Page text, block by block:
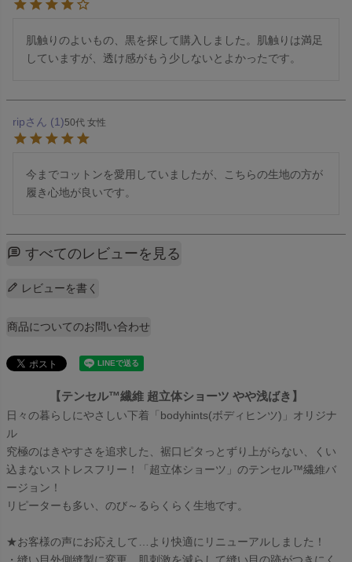
肌触りのよいもの、黒を探して購入しました。肌触りは満足
していますが、透け感がもう少しないとよかったです。
rip 1 50代 女性
今までコットンを愛用していましたが、こちらの生地の方が
履き心地が良いです。
すべてのレビューを見る
レビューを書く
商品についてのお問い合わせ
【テンセル™繊維 超立体ショーツ やや浅ばき】
日々の暮らしにやさしい下着「bodyhints(ボディヒンツ)」オリジナ
ル
究極のはきやすさを追求した、裾口ピタっとずり上がらない、くい
込まないストレスフリー！「超立体ショーツ」のテンセル™繊維バ
ージョン！
リピーターも多い、のび～るらくらく生地です。
★お客様の声にお応えして…より快適にリニューアルしました！